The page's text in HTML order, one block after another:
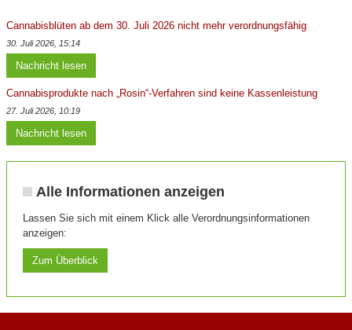
Cannabisblüten ab dem 30. Juli 2026 nicht mehr verordnungsfähig
30. Juli 2026, 15:14
Nachricht lesen
Cannabisprodukte nach „Rosin“-Verfahren sind keine Kassenleistung
27. Juli 2026, 10:19
Nachricht lesen
Alle Informationen anzeigen
Lassen Sie sich mit einem Klick alle Verordnungsinformationen
anzeigen:
Zum Überblick